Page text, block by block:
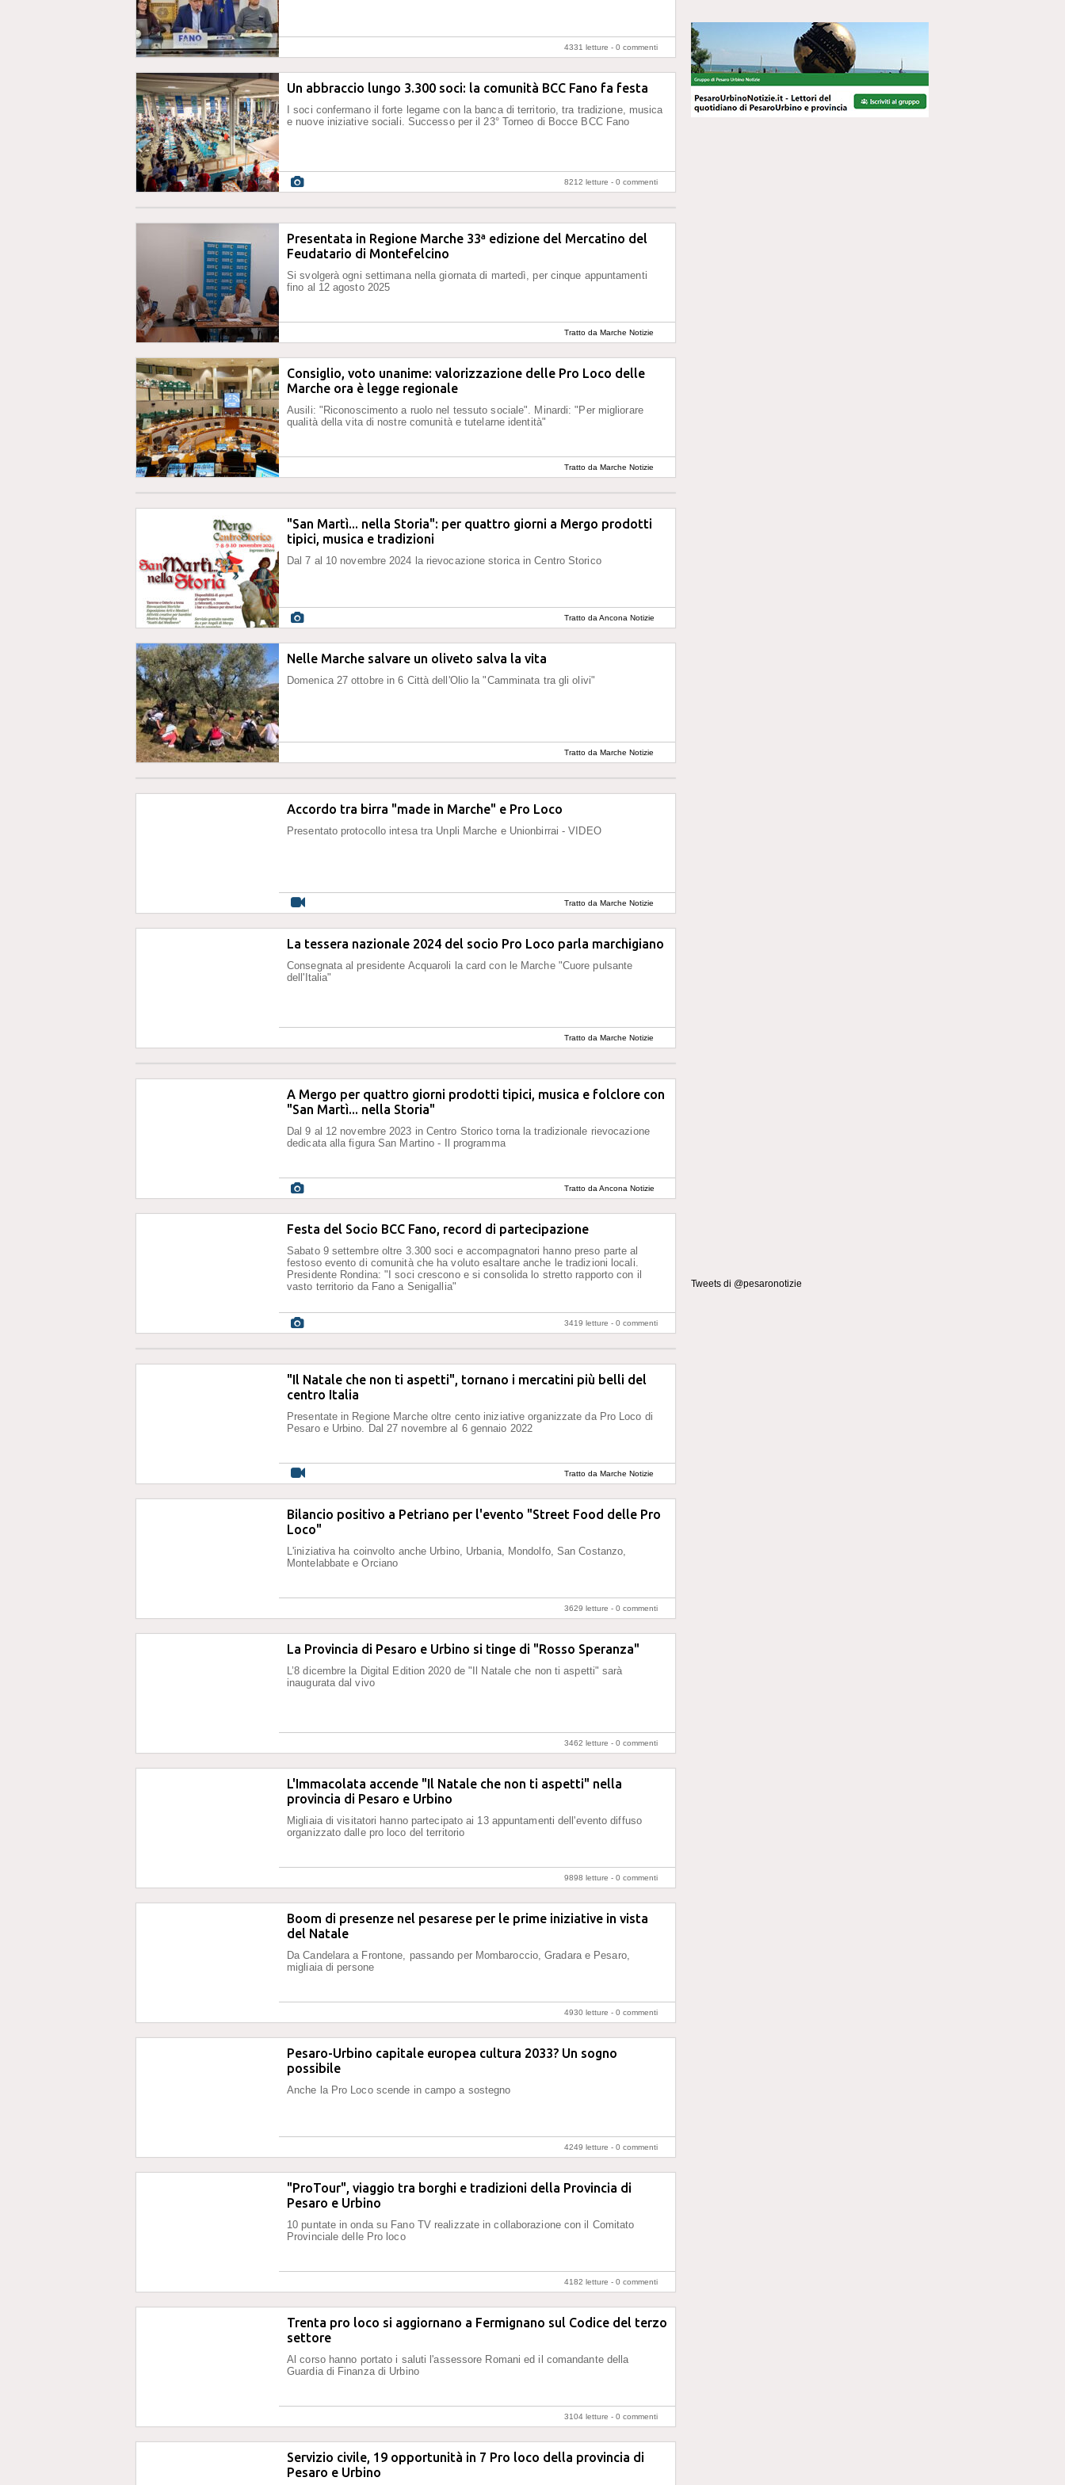
4331 letture - 0 commenti
Un abbraccio lungo 3.300 soci: la comunità BCC Fano fa festa
I soci confermano il forte legame con la banca di territorio, tra tradizione, musica
e nuove iniziative sociali. Successo per il 23° Torneo di Bocce BCC Fano
8212 letture - 0 commenti
Presentata in Regione Marche 33ª edizione del Mercatino del
Feudatario di Montefelcino
Si svolgerà ogni settimana nella giornata di martedì, per cinque appuntamenti
fino al 12 agosto 2025
Tratto da Marche Notizie
Consiglio, voto unanime: valorizzazione delle Pro Loco delle
Marche ora è legge regionale
Ausili: "Riconoscimento a ruolo nel tessuto sociale". Minardi: "Per migliorare
qualità della vita di nostre comunità e tutelarne identità"
Tratto da Marche Notizie
"San Martì... nella Storia": per quattro giorni a Mergo prodotti
tipici, musica e tradizioni
Dal 7 al 10 novembre 2024 la rievocazione storica in Centro Storico
Tratto da Ancona Notizie
Nelle Marche salvare un oliveto salva la vita
Domenica 27 ottobre in 6 Città dell'Olio la "Camminata tra gli olivi"
Tratto da Marche Notizie
Accordo tra birra "made in Marche" e Pro Loco
Presentato protocollo intesa tra Unpli Marche e Unionbirrai - VIDEO
Tratto da Marche Notizie
La tessera nazionale 2024 del socio Pro Loco parla marchigiano
Consegnata al presidente Acquaroli la card con le Marche "Cuore pulsante
dell'Italia"
Tratto da Marche Notizie
A Mergo per quattro giorni prodotti tipici, musica e folclore con
"San Martì... nella Storia"
Dal 9 al 12 novembre 2023 in Centro Storico torna la tradizionale rievocazione
dedicata alla figura San Martino - Il programma
Tratto da Ancona Notizie
Festa del Socio BCC Fano, record di partecipazione
Sabato 9 settembre oltre 3.300 soci e accompagnatori hanno preso parte al
festoso evento di comunità che ha voluto esaltare anche le tradizioni locali.
Presidente Rondina: "I soci crescono e si consolida lo stretto rapporto con il
vasto territorio da Fano a Senigallia"
3419 letture - 0 commenti
"Il Natale che non ti aspetti", tornano i mercatini più belli del
centro Italia
Presentate in Regione Marche oltre cento iniziative organizzate da Pro Loco di
Pesaro e Urbino. Dal 27 novembre al 6 gennaio 2022
Tratto da Marche Notizie
Bilancio positivo a Petriano per l'evento "Street Food delle Pro
Loco"
L'iniziativa ha coinvolto anche Urbino, Urbania, Mondolfo, San Costanzo,
Montelabbate e Orciano
3629 letture - 0 commenti
La Provincia di Pesaro e Urbino si tinge di "Rosso Speranza"
L’8 dicembre la Digital Edition 2020 de "Il Natale che non ti aspetti" sarà
inaugurata dal vivo
3462 letture - 0 commenti
L'Immacolata accende "Il Natale che non ti aspetti" nella
provincia di Pesaro e Urbino
Migliaia di visitatori hanno partecipato ai 13 appuntamenti dell'evento diffuso
organizzato dalle pro loco del territorio
9898 letture - 0 commenti
Boom di presenze nel pesarese per le prime iniziative in vista
del Natale
Da Candelara a Frontone, passando per Mombaroccio, Gradara e Pesaro,
migliaia di persone
4930 letture - 0 commenti
Pesaro-Urbino capitale europea cultura 2033? Un sogno
possibile
Anche la Pro Loco scende in campo a sostegno
4249 letture - 0 commenti
"ProTour", viaggio tra borghi e tradizioni della Provincia di
Pesaro e Urbino
10 puntate in onda su Fano TV realizzate in collaborazione con il Comitato
Provinciale delle Pro loco
4182 letture - 0 commenti
Trenta pro loco si aggiornano a Fermignano sul Codice del terzo
settore
Al corso hanno portato i saluti l'assessore Romani ed il comandante della
Guardia di Finanza di Urbino
3104 letture - 0 commenti
Servizio civile, 19 opportunità in 7 Pro loco della provincia di
Pesaro e Urbino
Tweets di @pesaronotizie